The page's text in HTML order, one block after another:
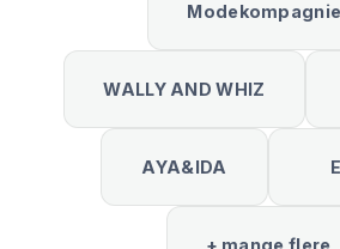
WALLY AND WHIZ
AYA&IDA
+ mange flere